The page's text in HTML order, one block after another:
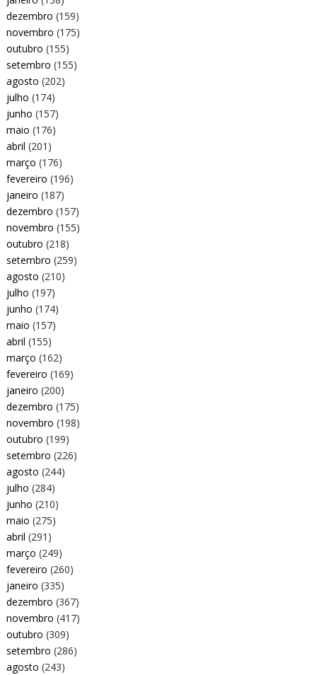
dezembro (159)
novembro (175)
outubro (155)
setembro (155)
agosto (202)
julho (174)
junho (157)
maio (176)
abril (201)
março (176)
fevereiro (196)
janeiro (187)
dezembro (157)
novembro (155)
outubro (218)
setembro (259)
agosto (210)
julho (197)
junho (174)
maio (157)
abril (155)
março (162)
fevereiro (169)
janeiro (200)
dezembro (175)
novembro (198)
outubro (199)
setembro (226)
agosto (244)
julho (284)
junho (210)
maio (275)
abril (291)
março (249)
fevereiro (260)
janeiro (335)
dezembro (367)
novembro (417)
outubro (309)
setembro (286)
agosto (243)